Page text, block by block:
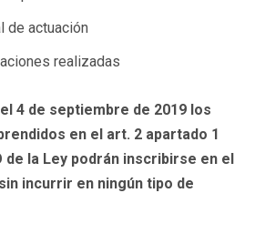
de actuación
realizadas
4 de septiembre de 2019 los
en el art. 2 apartado 1
de la Ley podrán inscribirse en el
incurrir en ningún tipo de